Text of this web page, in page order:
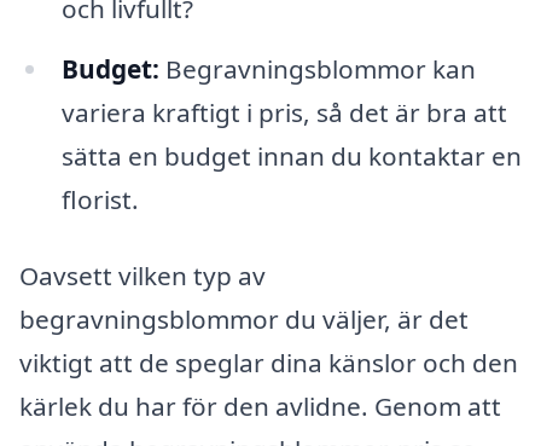
och livfullt?
Budget: Begravningsblommor kan
variera kraftigt i pris, så det är bra att
sätta en budget innan du kontaktar en
florist.
Oavsett vilken typ av
begravningsblommor du väljer, är det
viktigt att de speglar dina känslor och den
kärlek du har för den avlidne. Genom att